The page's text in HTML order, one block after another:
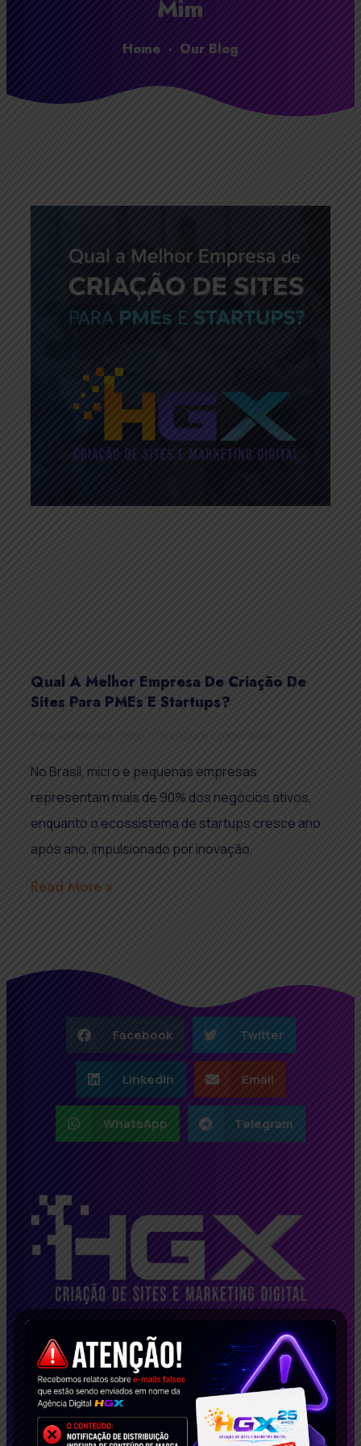
Mim
Home - Our Blog
Qual A Melhor Empresa De Criação De
Sites Para PMEs E Startups?
No Brasil, micro e pequenas empresas
representam mais de 90% dos negócios ativos,
enquanto o ecossistema de startups cresce ano
após ano, impulsionado por inovação,
Read More »
Facebook Twitter
LinkedIn Email
WhatsApp Telegram
Transformamamos suas ideias em
resultados!! Escreva para nós:
sucesso@henriqueguimaraes.com